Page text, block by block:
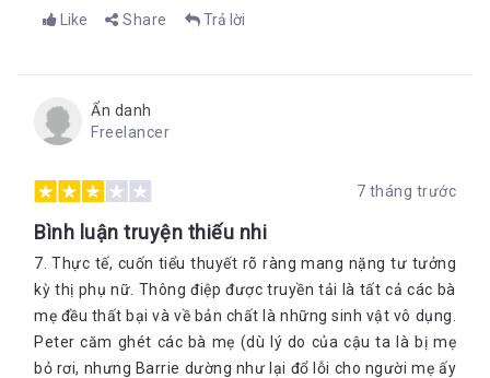
Like Share Trả lời
Ẩn danh
Freelancer
7 tháng trước
Bình luận truyện thiếu nhi
7. Thực tế, cuốn tiểu thuyết rõ ràng mang nặng tư tưởng
kỳ thị phụ nữ. Thông điệp được truyền tải là tất cả các bà
mẹ đều thất bại và về bản chất là những sinh vật vô dụng.
Peter căm ghét các bà mẹ (dù lý do của cậu ta là bị mẹ
bỏ rơi, nhưng Barrie dường như lại đổ lỗi cho người mẹ ấy